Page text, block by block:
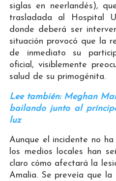
siglas en neerlandés),
trasladada al Hospital
donde deberá ser
situación provocó que la
de inmediato su
oficial, visiblemente
salud de su primogénita.
Lee también: Meghan
bailando junto al
luz
Aunque el incidente no
los medios locales han
claro cómo afectará la
Amalia. Se preveía que la